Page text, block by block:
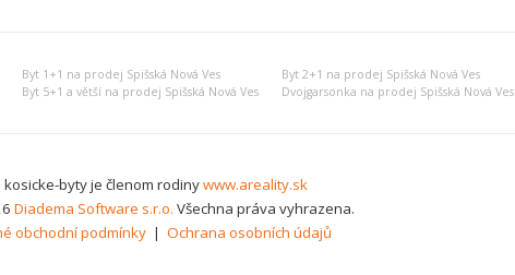
Byt 1+1 na prodej Spišská Nová Ves Byt 2+1 na prodej Spišská Nová Ves
Byt 5+1 a větší na prodej Spišská Nová Ves Dvojgarsonka na prodej Spišská Nová Ves
kosicke-byty je členom rodinywww.areality.sk
Diadema Software s.r.o. Všechna práva vyhrazena.
obchodní podmínky | Ochrana osobních údajů